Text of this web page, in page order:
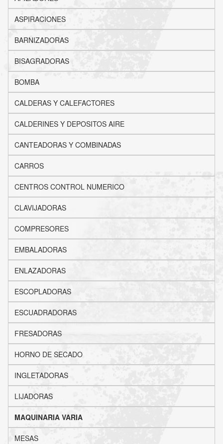
ASPIRACIONES
BARNIZADORAS
BISAGRADORAS
BOMBA
CALDERAS Y CALEFACTORES
CALDERINES Y DEPOSITOS AIRE
CANTEADORAS Y COMBINADAS
CARROS
CENTROS CONTROL NUMERICO
CLAVIJADORAS
COMPRESORES
EMBALADORAS
ENLAZADORAS
ESCOPLADORAS
ESCUADRADORAS
FRESADORAS
HORNO DE SECADO
INGLETADORAS
LIJADORAS
MAQUINARIA VARIA
MESAS